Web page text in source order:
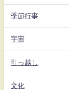
季節行事
宇宙
引っ越し
文化